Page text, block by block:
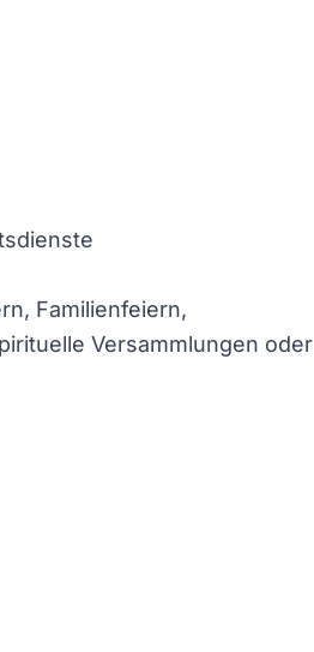
Familienfeiern,
Versammlungen oder